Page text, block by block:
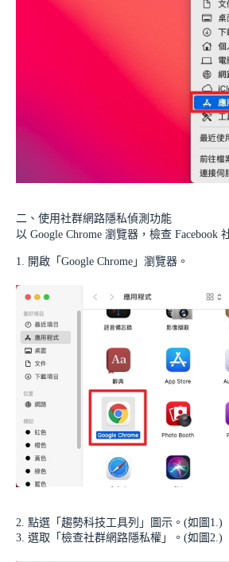
二、使用社群網路隱私偵測功能
以 Google Chrome 瀏覽器，檢查 Facebook
1. 開啟「Google Chrome」瀏覽器。
2. 點選「趨勢科技工具列」圖示。(如圖1.)
3. 選取「檢查社群網路隱私權」。(如圖2.)